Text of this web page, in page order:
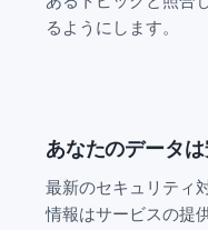
るようにします。
あなたのデータ
最新のセキュリティ
情報はサービスの提